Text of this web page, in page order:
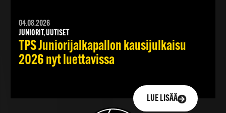
04.08.2026
JUNIORIT, UUTISET
TPS Juniorijalkapallon kausijulkaisu
2026 nyt luettavissa
LUE LISÄÄ